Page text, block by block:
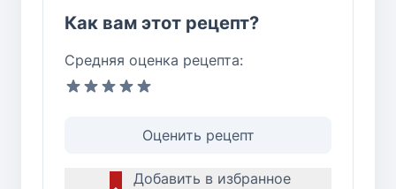
Как вам этот рецепт?
Средняя оценка рецепта:
Оценить рецепт
Добавить в избранное